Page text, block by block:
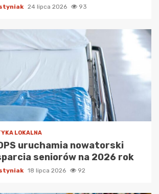
24 lipca 2026 93
LOKALNA
uruchamia nowatorski
seniorów na 2026 rok
18 lipca 2026 92